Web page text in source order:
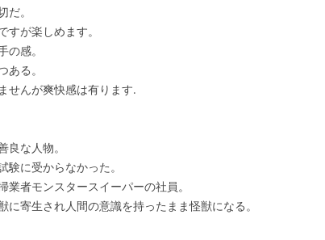
。
が楽しめます。
感。
る。
せんが爽快感は有ります.
な人物。
験に受からなかった。
者モンスタースイーパーの社員。
寄生され人間の意識を持ったまま怪獣になる。